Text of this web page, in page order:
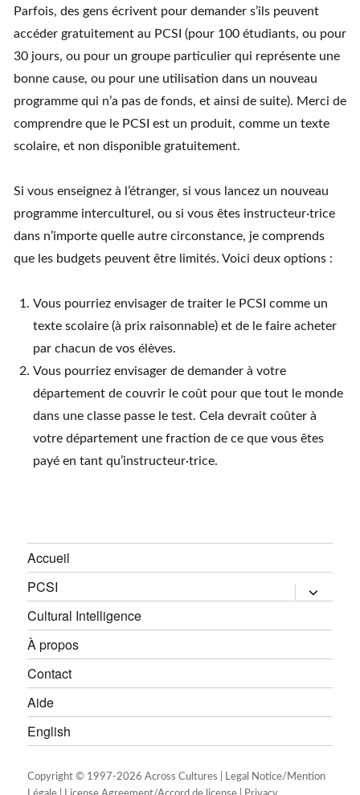
Parfois, des gens écrivent pour demander s’ils peuvent
accéder gratuitement au PCSI (pour 100 étudiants, ou pour
30 jours, ou pour un groupe particulier qui représente une
bonne cause, ou pour une utilisation dans un nouveau
programme qui n’a pas de fonds, et ainsi de suite). Merci de
comprendre que le PCSI est un produit, comme un texte
scolaire, et non disponible gratuitement.
Si vous enseignez à l’étranger, si vous lancez un nouveau
programme interculturel, ou si vous êtes instructeur·trice
dans n’importe quelle autre circonstance, je comprends
que les budgets peuvent être limités. Voici deux options :
Vous pourriez envisager de traiter le PCSI comme un
texte scolaire (à prix raisonnable) et de le faire acheter
par chacun de vos élèves.
Vous pourriez envisager de demander à votre
département de couvrir le coût pour que tout le monde
dans une classe passe le test. Cela devrait coûter à
votre département une fraction de ce que vous êtes
payé en tant qu’instructeur·trice.
Accueil
PCSI
expand
child
Cultural Intelligence
À propos
Contact
Aide
English
Copyright © 1997-2026 Across Cultures |
Legal Notice/Mention